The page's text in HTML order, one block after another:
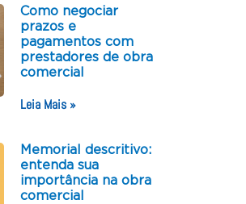
Como negociar
prazos e
pagamentos com
prestadores de obra
comercial
Leia Mais »
Memorial descritivo:
entenda sua
importância na obra
comercial